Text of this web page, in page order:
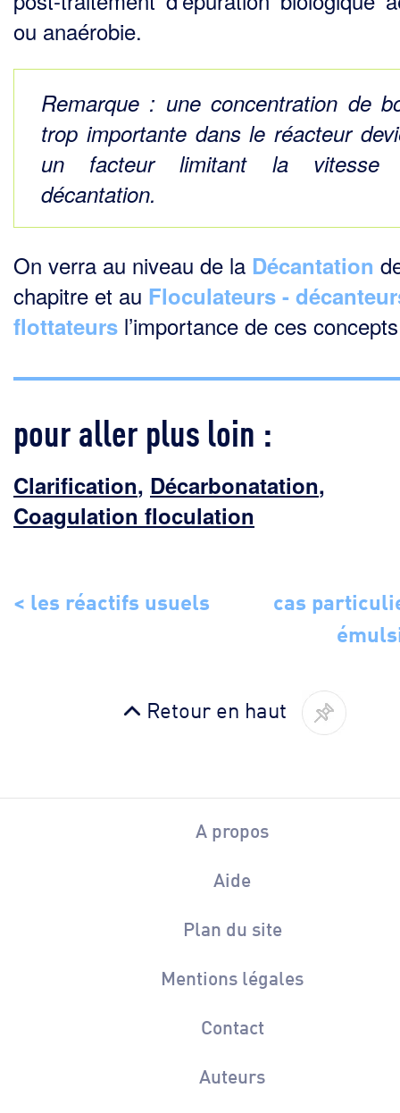
ou anaérobie.
Remarque : une concentration de
trop importante dans le réacteur
un facteur limitant la vitesse
décantation.
On verra au niveau de la Décantation
chapitre et au Floculateurs -
flottateurs l’importance de ces
pour aller plus loin :
Clarification, Décarbonatation,
Coagulation floculation
< les réactifs usuels
cas
Retour en haut
A propos
Aide
Plan du site
Mentions légales
Contact
Auteurs